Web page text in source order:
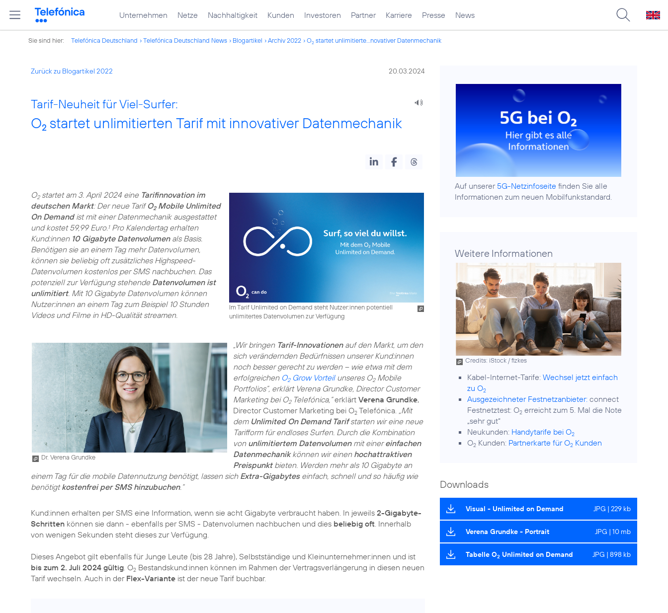
Unternehmen Netze Nachhaltigkeit Kunden Investoren Partner Karriere Presse News
Sie sind hier: Telefónica Deutschland Telefónica Deutschland News Blogartikel Archiv 2022 O2 startet unlimitierte...novativer Datenmechanik
Zurück zu Blogartikel 2022 20.03.2024
Tarif-Neuheit für Viel-Surfer:
O2 startet unlimitierten Tarif mit innovativer Datenmechanik
Im Tarif Unlimited on Demand steht Nutzer:innen potentiell
unlimitertes Datenvolumen zur Verfügung
O2startet am 3. April 2024 eine Tarifinnovation im
deutschen Markt: Der neue Tarif O2Mobile Unlimited
On Demandist mit einer Datenmechanik ausgestattet
und kostet 59,99 Euro.1Pro Kalendertag erhalten
Kund:innen 10 Gigabyte Datenvolumenals Basis.
Benötigen sie an einem Tag mehr Datenvolumen,
können sie beliebig oft zusätzliches Highspeed-
Datenvolumen kostenlos per SMS nachbuchen. Das
potenziell zur Verfügung stehende Datenvolumen ist
unlimitiert. Mit 10 Gigabyte Datenvolumen können
Nutzer:innen an einem Tag zum Beispiel 10 Stunden
Videos und Filme in HD-Qualität streamen.
Dr. Verena Grundke
„Wir bringen Tarif-Innovationenauf den Markt, um den
sich verändernden Bedürfnissen unserer Kund:innen
noch besser gerecht zu werden – wie etwa mit dem
erfolgreichen O2Grow Vorteilunseres O2Mobile
Portfolios”, erklärt Verena Grundke, Director Customer
Marketing bei O2Telefónica,“erklärt Verena Grundke,
Director Customer Marketing bei O2Telefónica.
„Mit
dem Unlimited On Demand Tarifstarten wir eine neue
Tarifform für endloses Surfen. Durch die Kombination
von unlimitiertem Datenvolumenmit einereinfachen
Datenmechanikkönnen wir einen hochattraktiven
Preispunktbieten. Werden mehr als 10 Gigabyte an
einem Tag für die mobile Datennutzung benötigt, lassen sich Extra-Gigabyteseinfach, schnell und so häufig wie
benötigtkostenfrei per SMS hinzubuchen.“
Kund:innen erhalten per SMS eine Information, wenn sie acht Gigabyte verbraucht haben. In jeweils 2-Gigabyte-
Schritten können sie dann - ebenfalls per SMS - Datenvolumen nachbuchen und dies beliebig oft . Innerhalb
von wenigen Sekunden steht dieses zur Verfügung.
Dieses Angebot gilt ebenfalls für Junge Leute (bis 28 Jahre), Selbstständige und Kleinunternehmer:innen und ist
bis zum 2. Juli 2024 gültig . O2 Bestandskund:innen können im Rahmen der Vertragsverlängerung in diesen neuen
Tarif wechseln. Auch in der Flex-Variante ist der neue Tarif buchbar.
Auf unserer 5G-Netzinfoseite finden Sie alle
Informationen zum neuen Mobilfunkstandard.
Weitere Informationen
Credits: iStock / fizkes
Kabel-Internet-Tarife:Wechsel jetzt einfach
zu O2
Ausgezeichneter Festnetzanbieter: connect
Festnetztest: O2 erreicht zum 5. Mal die Note
„sehr gut“
Neukunden: Handytarife bei O2
O2 Kunden: Partnerkarte für O2 Kunden
Downloads
Visual - Unlimited on Demand JPG | 229 kb
Verena Grundke - Portrait JPG | 10 mb
Tabelle O2 Unlimited on Demand JPG | 898 kb